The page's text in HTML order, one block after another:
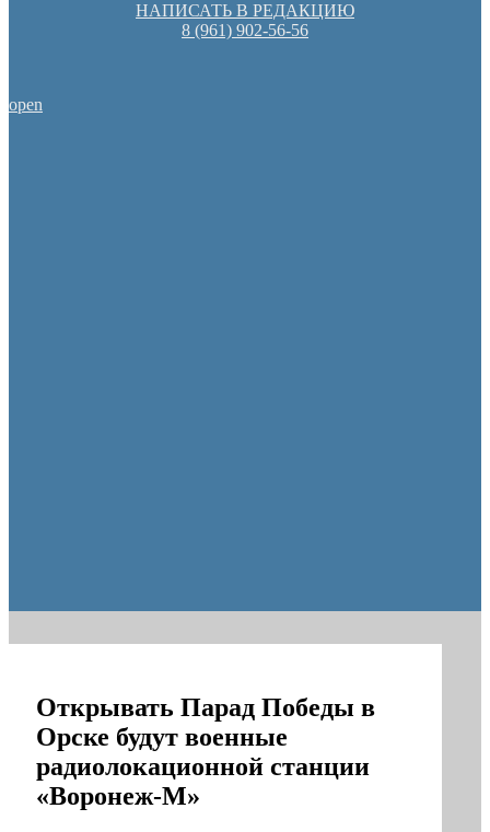
НАПИСАТЬ В РЕДАКЦИЮ
8 (961) 902-56-56
open
Открывать Парад Победы в
Орске будут военные
радиолокационной станции
«Воронеж-М»